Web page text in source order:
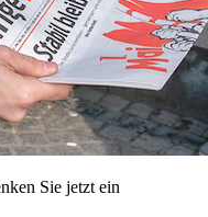
Sie jetzt ein